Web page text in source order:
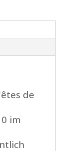
de
im